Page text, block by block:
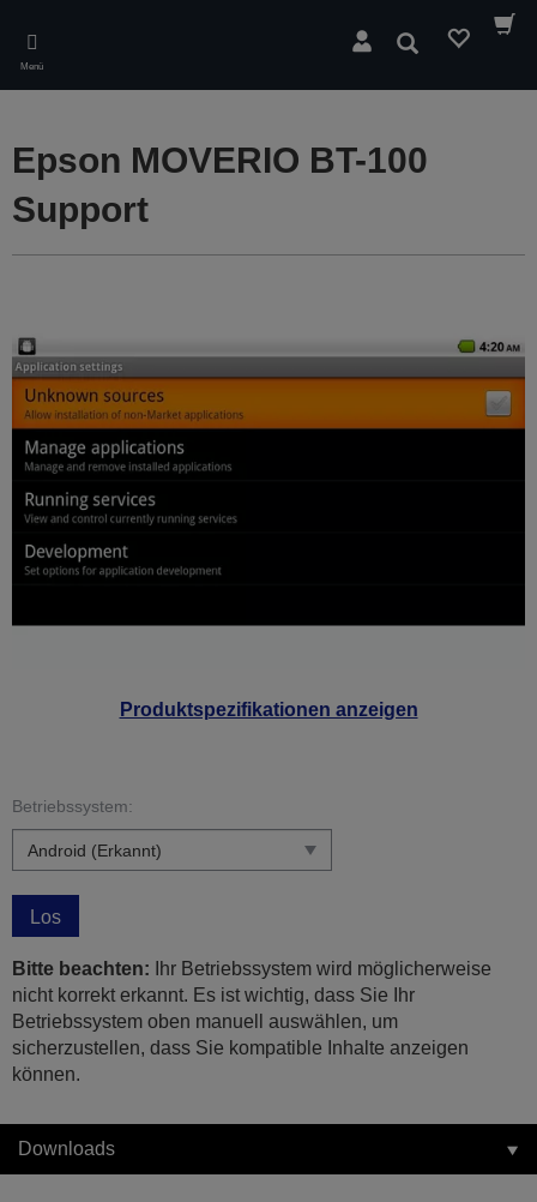
main
content
Menü
Suchen
Produktspezifikationen anzeigen
Epson MOVERIO BT-100
Support
Betriebssystem:
Los
Bitte beachten: Ihr Betriebssystem wird möglicherweise
nicht korrekt erkannt. Es ist wichtig, dass Sie Ihr
Betriebssystem oben manuell auswählen, um
sicherzustellen, dass Sie kompatible Inhalte anzeigen
können.
Downloads